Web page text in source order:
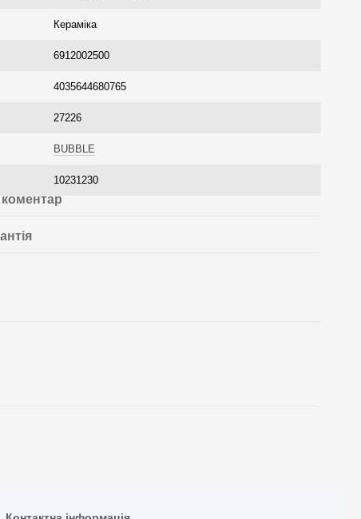
Кераміка
6912002500
4035644680765
27226
BUBBLE
10231230
коментар